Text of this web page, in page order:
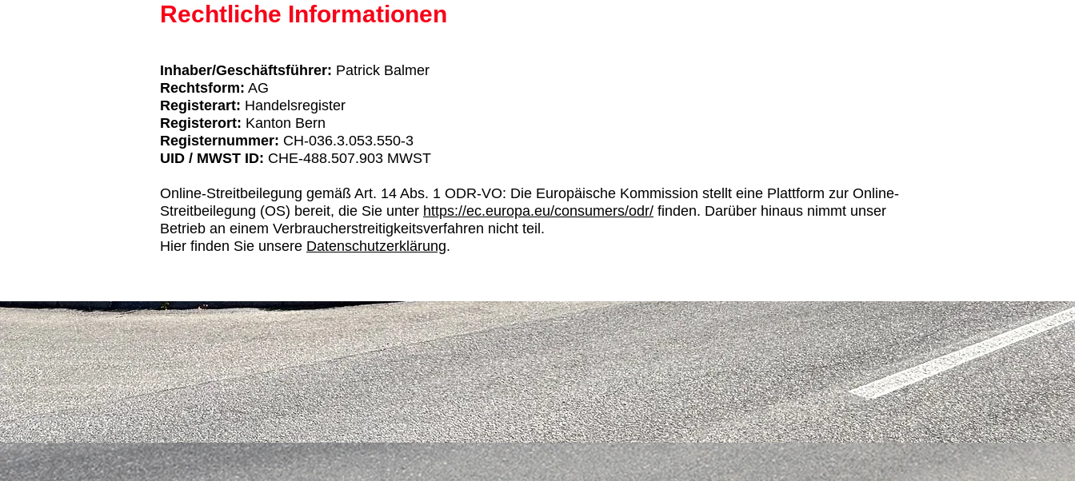
Rechtliche Informationen
Inhaber/Geschäftsführer: Patrick Balmer
Rechtsform: AG
Registerart: Handelsregister
Registerort: Kanton Bern
Registernummer: CH-036.3.053.550-3
UID / MWST ID: CHE-488.507.903 MWST
Online-Streitbeilegung gemäß Art. 14 Abs. 1 ODR-VO: Die Europäische Kommission stellt eine Plattform zur Online-
Streitbeilegung (OS) bereit, die Sie unter https://ec.europa.eu/consumers/odr/ finden. Darüber hinaus nimmt unser
Betrieb an einem Verbraucherstreitigkeitsverfahren nicht teil.
Hier finden Sie unsere Datenschutzerklärung.